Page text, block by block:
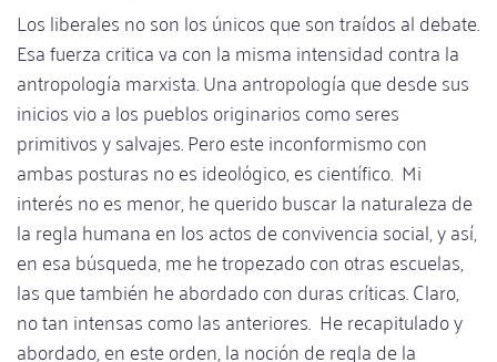
Los liberales no son los únicos que son traídos al debate.
Esa fuerza critica va con la misma intensidad contra la
antropología marxista. Una antropología que desde sus
inicios vio a los pueblos originarios como seres
primitivos y salvajes. Pero este inconformismo con
ambas posturas no es ideológico, es científico. Mi
interés no es menor, he querido buscar la naturaleza de
la regla humana en los actos de convivencia social, y así,
en esa búsqueda, me he tropezado con otras escuelas,
las que también he abordado con duras críticas. Claro,
no tan intensas como las anteriores. He recapitulado y
abordado, en este orden, la noción de regla de la